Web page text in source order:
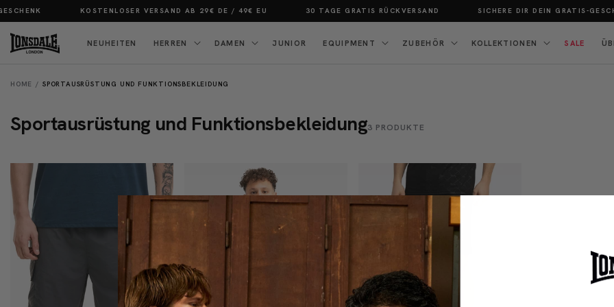
zum
KOSTENLOSER VERSAND AB 29€ DE / 49€ EU 30 TAGE GRATIS RÜCKVERSAND SICHERE DIR DEIN GRATIS-
NEUHEITEN HERREN DAMEN JUNIOR EQUIPMENT ZUBEHÖR KOLLEKTIONEN SALE
HOME SPORTAUSRÜSTUNG UND FUNKTIONSBEKLEIDUNG
K
t
e
g
o
r
Sportausrüstung und Funktionsbekleidung3 PRODUKTE